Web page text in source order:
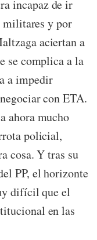
incapaz de ir
militares y por
aciertan a
se complica a la
a impedir
con ETA.
ahora mucho
policial,
cosa. Y tras su
PP, el horizonte
difícil que el
en las